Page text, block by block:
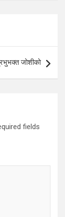
जोशीको
fields